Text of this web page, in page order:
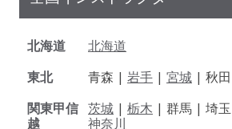
北海道
北海道
東北
青森 | 岩手 | 宮城 | 秋
関東甲信
越
茨城 | 栃木 | 群馬 | 埼
神奈川